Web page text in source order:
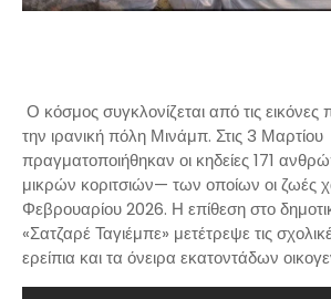
Ο κόσμος συγκλονίζεται από τις
την ιρανική πόλη Μινάμπ. Στις 3 Μαρτίου
πραγματοποιήθηκαν οι κηδείες 171
μικρών κοριτσιών— των οποίων οι ζωές
Φεβρουαρίου 2026. Η επίθεση στο
«Σατζαρέ Ταγιέμπε» μετέτρεψε τις
ερείπια και τα όνειρα εκατοντάδων